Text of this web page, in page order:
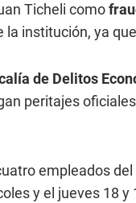
Ticheli como
la institución, ya
de Delitos
peritajes
empleados
y el jueves 18